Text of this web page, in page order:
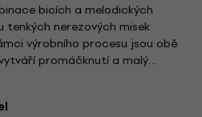
bicích a melodických
tenkých nerezových misek
výrobního procesu jsou obě
promáčknutí a malý
povrchy tvoří různá zvuková
kruhem 8 not a nachází se